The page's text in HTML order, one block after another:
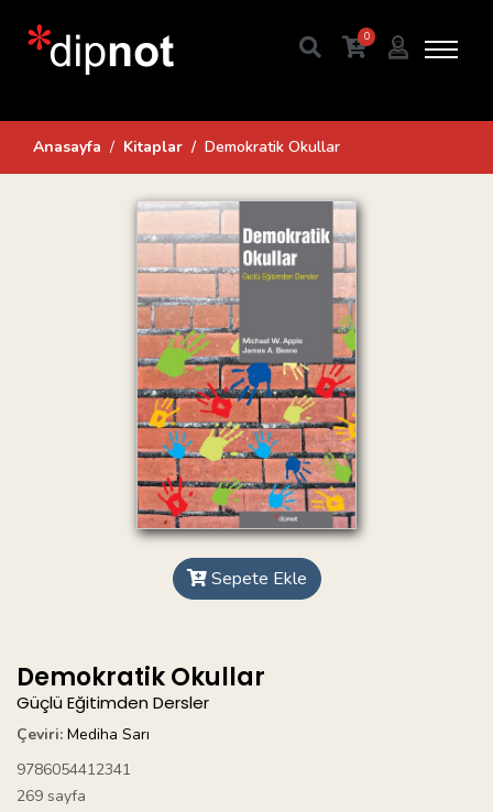
0
Anasayfa Kitaplar Demokratik Okullar
Sepete Ekle
Demokratik Okullar
Güçlü Eğitimden Dersler
Çeviri: Mediha Sarı
9786054412341
269 sayfa